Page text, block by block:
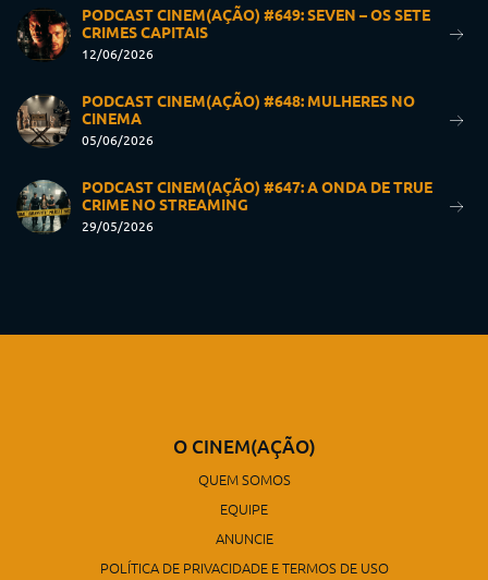
PODCAST CINEM(AÇÃO) #649: SEVEN – OS SETE
CRIMES CAPITAIS
12/06/2026
PODCAST CINEM(AÇÃO) #648: MULHERES NO
CINEMA
05/06/2026
PODCAST CINEM(AÇÃO) #647: A ONDA DE TRUE
CRIME NO STREAMING
29/05/2026
O CINEM(AÇÃO)
QUEM SOMOS
EQUIPE
ANUNCIE
POLÍTICA DE PRIVACIDADE E TERMOS DE USO